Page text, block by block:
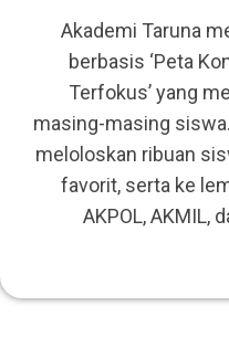
Akademi Taruna
berbasis ‘Peta
Terfokus’ yang
masing-masing
meloloskan ribuan
favorit, serta ke
AKPOL, AKMIL,